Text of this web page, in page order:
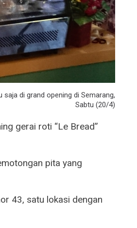
saja di grand opening di Semarang,
Sabtu (20/4)
gerai roti “Le Bread”
pita yang
43, satu lokasi dengan